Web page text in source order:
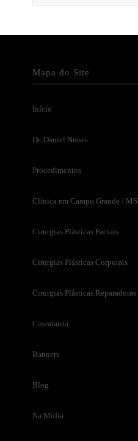
Mapa do Site
Início
Dr. Daniel Nunes
Procedimentos
Clínica em Campo Grande / MS
Cirurgias Plásticas Faciais
Cirurgias Plásticas Corporais
Cirurgias Plásticas Reparadoras
Cosmiatria
Banners
Blog
Na Mídia